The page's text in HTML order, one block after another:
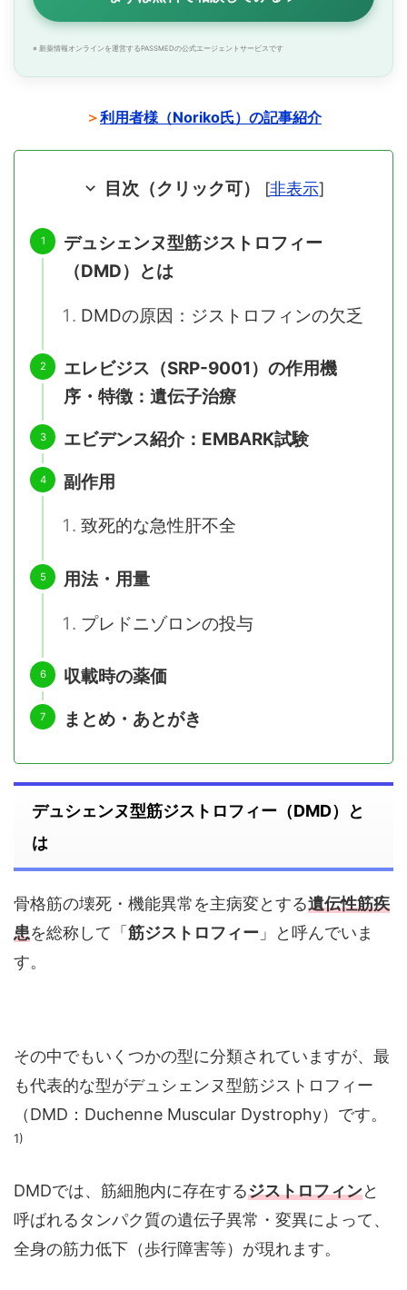
※ 新薬情報オンラインを運営するPASSMEDの公式エージェントサービスです
＞利用者様（Noriko氏）の記事紹介
目次（クリック可） [非表示]
デュシェンヌ型筋ジストロフィー
（DMD）とは
DMDの原因：ジストロフィンの欠乏
エレビジス（SRP-9001）の作用機
序・特徴：遺伝子治療
エビデンス紹介：EMBARK試験
副作用
致死的な急性肝不全
用法・用量
プレドニゾロンの投与
収載時の薬価
まとめ・あとがき
デュシェンヌ型筋ジストロフィー（DMD）と
は
骨格筋の壊死・機能異常を主病変とする遺伝性筋疾
患を総称して「筋ジストロフィー 」と呼んでいま
す。
その中でもいくつかの型に分類されていますが、最
も代表的な型がデュシェンヌ型筋ジストロフィー
（DMD：Duchenne Muscular Dystrophy）です。
1)
DMDでは、筋細胞内に存在するジストロフィンと
呼ばれるタンパク質の遺伝子異常・変異によって、
全身の筋力低下（歩行障害等）が現れます。